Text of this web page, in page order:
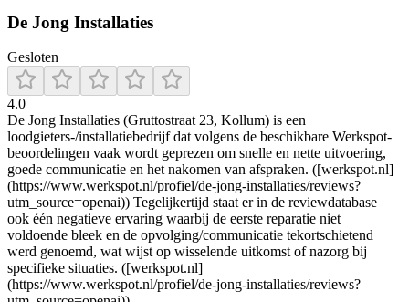
De Jong Installaties
Gesloten
4.0
De Jong Installaties (Gruttostraat 23, Kollum) is een
loodgieters-/installatiebedrijf dat volgens de beschikbare Werkspot-
beoordelingen vaak wordt geprezen om snelle en nette uitvoering,
goede communicatie en het nakomen van afspraken. ([werkspot.nl]
(https://www.werkspot.nl/profiel/de-jong-installaties/reviews?
utm_source=openai)) Tegelijkertijd staat er in de reviewdatabase
ook één negatieve ervaring waarbij de eerste reparatie niet
voldoende bleek en de opvolging/communicatie tekortschietend
werd genoemd, wat wijst op wisselende uitkomst of nazorg bij
specifieke situaties. ([werkspot.nl]
(https://www.werkspot.nl/profiel/de-jong-installaties/reviews?